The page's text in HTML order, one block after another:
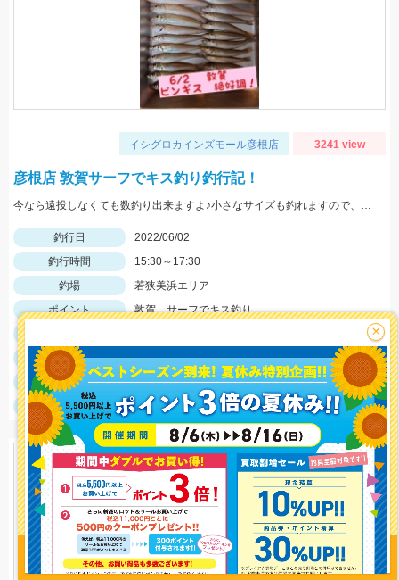
釣り情報を
投稿する
イシグロカインズモール彦根店 3241 view
彦根店 敦賀サーフでキス釣り釣行記！
今なら遠投しなくても数釣り出来ますよ♪小さなサイズも釣れますので、針は6号を用意しましょう！
釣行日
2022/06/02
釣行時間
15:30～17:30
釣場
若狭美浜エリア
ポイント
敦賀 サーフでキス釣り
釣り方
投げ釣り
釣果
シロギス26匹
サイズ
シロギス最大14cm
×